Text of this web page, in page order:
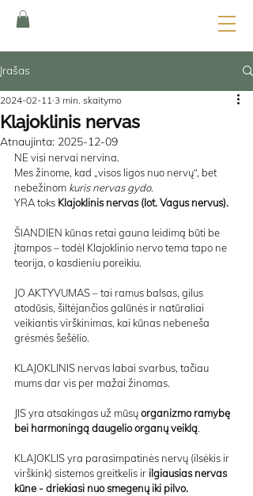
Įrašas
Klajoklinis nervas
2024-02-11 3 min. skaitymo
Atnaujinta: 2025-12-09
NE visi nervai nervina.
Mes žinome, kad „visos ligos nuo nervų“, bet
nebežinom kuris nervas gydo.
YRA toks Klajoklinis nervas (lot. Vagus nervus).
ŠIANDIEN kūnas retai gauna leidimą būti be
įtampos – todėl Klajoklinio nervo tema tapo ne
teorija, o kasdieniu poreikiu.
JO AKTYVUMAS – tai ramus balsas, gilus
atodūsis, šiltėjančios galūnės ir natūraliai
veikiantis virškinimas, kai kūnas nebeneša
grėsmės šešėlio.
KLAJOKLINIS nervas labai svarbus, tačiau
mums dar vis per mažai žinomas.
JIS yra atsakingas už mūsų organizmo ramybę
bei harmoningą daugelio organų veiklą.
KLAJOKLIS yra parasimpatinės nervų (ilsėkis ir
virškink) sistemos greitkelis ir ilgiausias nervas
kūne - driekiasi nuo smegenų iki pilvo.